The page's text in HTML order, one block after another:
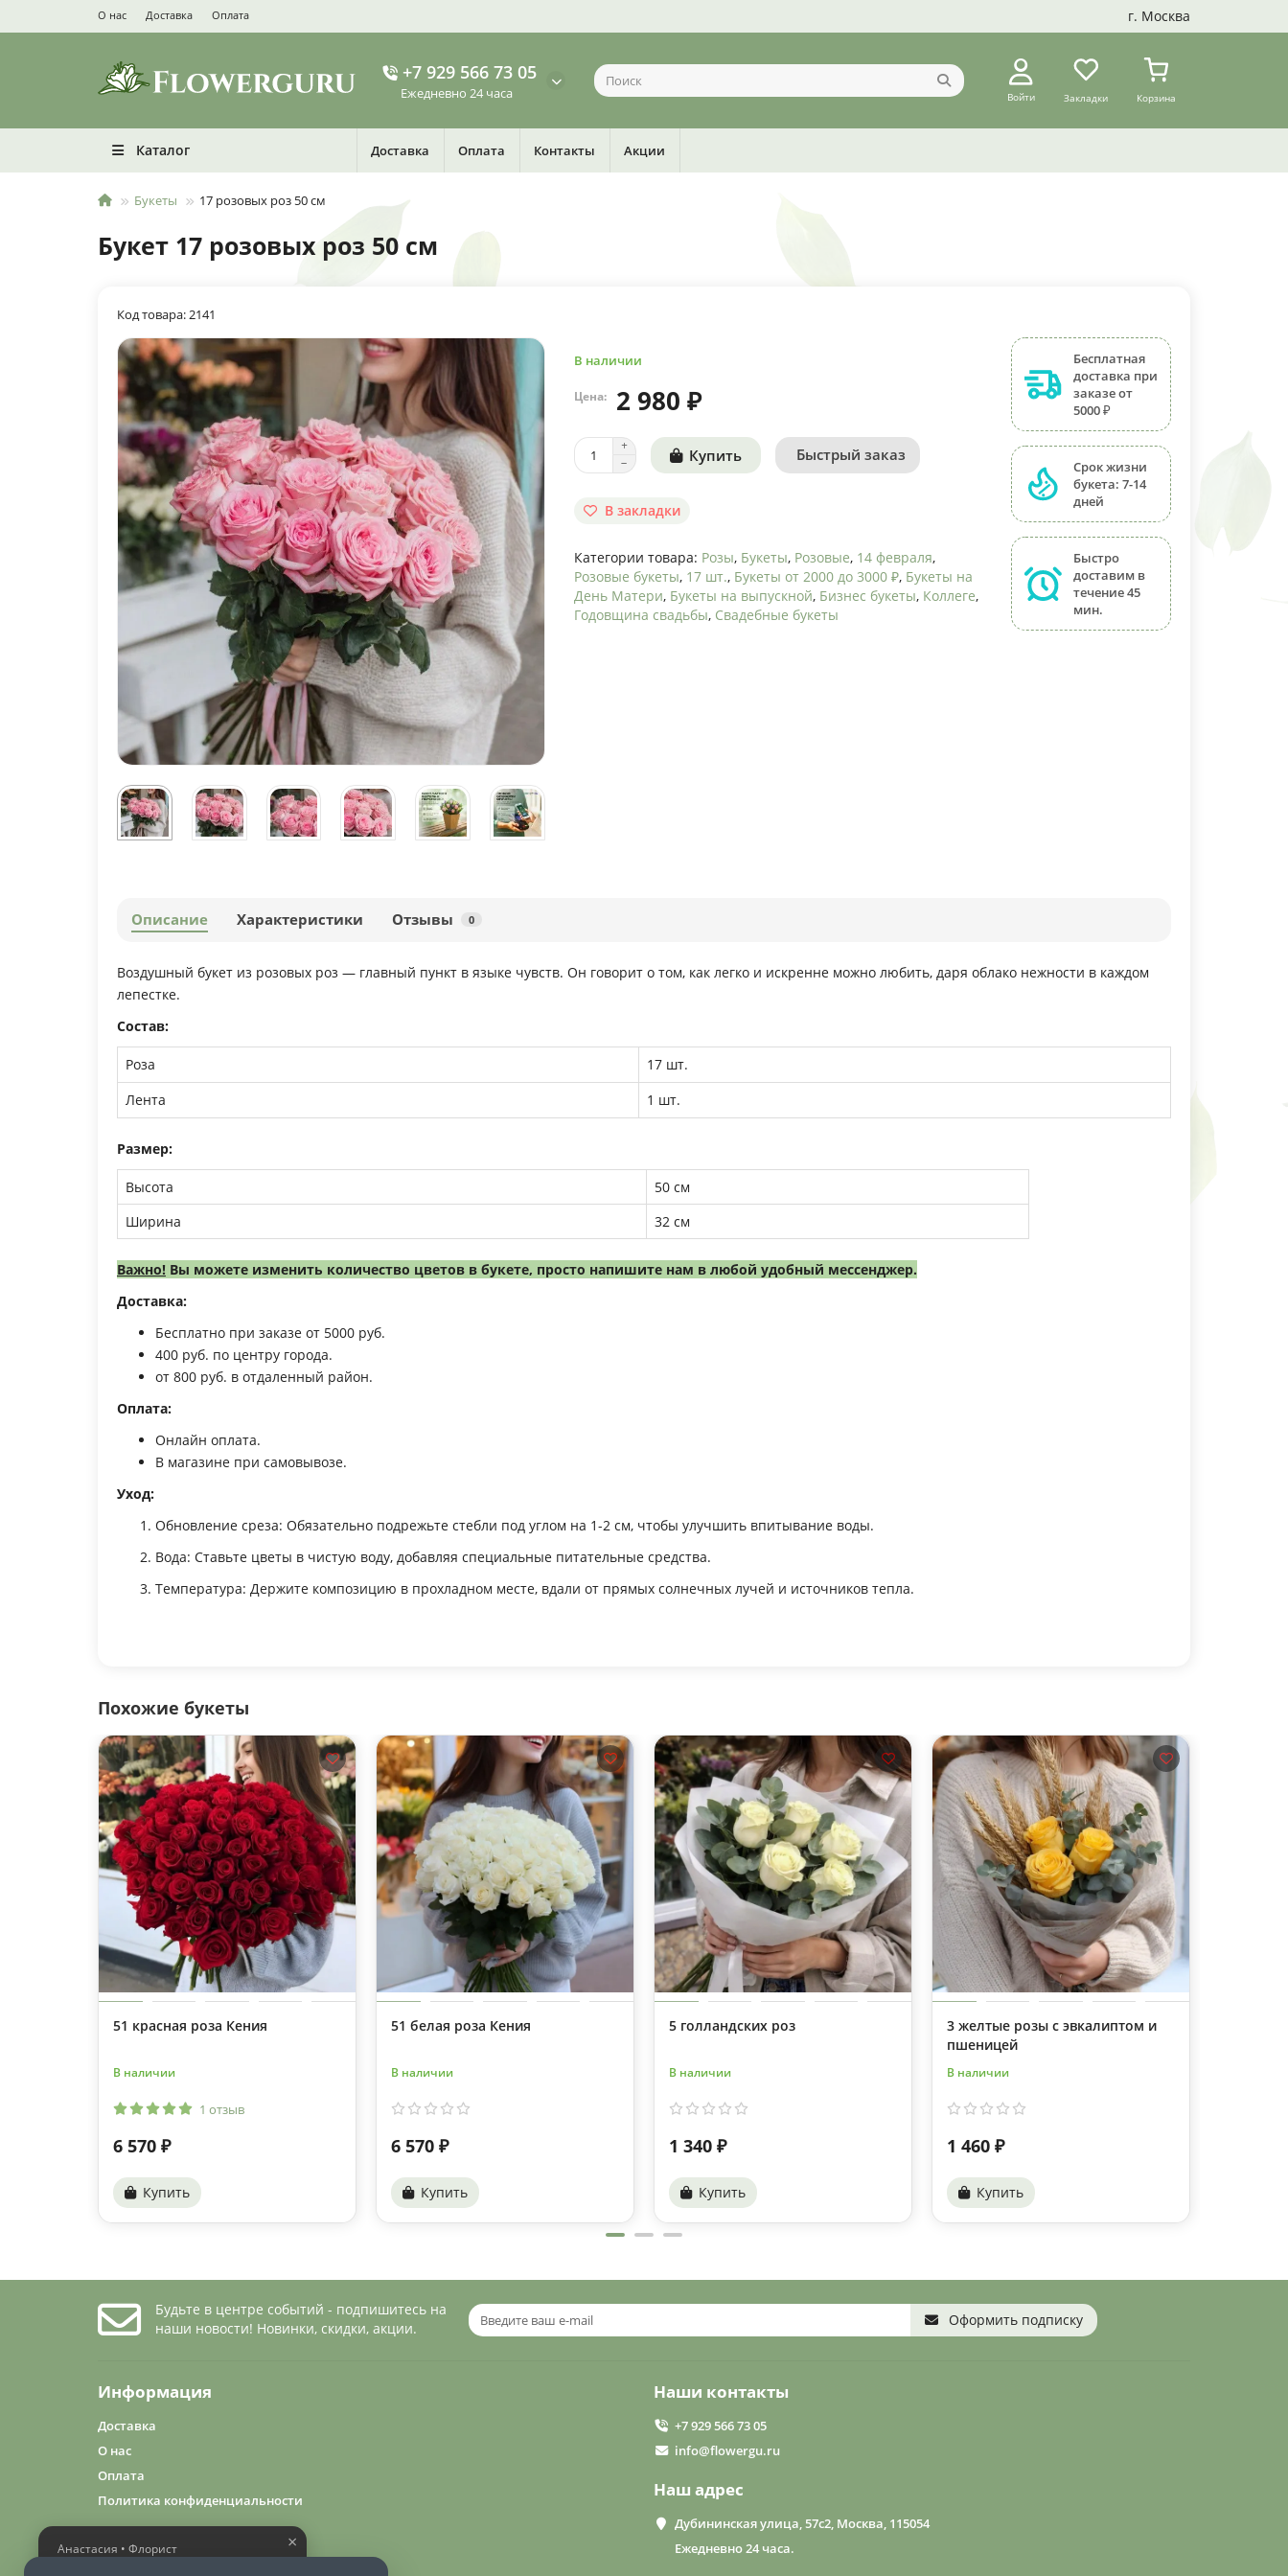
О нас Доставка Оплата г. Москва
+7 929 566 73 05
Ежедневно 24 часа Войти Закладки Корзина
Каталог Доставка Оплата Контакты Акции
Букеты 17 розовых роз 50 см
Букет 17 розовых роз 50 см
Код товара: 2141
В наличии
Цена: 2 980 ₽
Купить Быстрый заказ
В закладки
Категории товара: Розы, Букеты, Розовые, 14 февраля,
Розовые букеты, 17 шт., Букеты от 2000 до 3000 ₽, Букеты на
День Матери, Букеты на выпускной, Бизнес букеты, Коллеге,
Годовщина свадьбы, Свадебные букеты
Бесплатная
доставка при
заказе от
5000 ₽
Срок жизни
букета: 7-14
дней
Быстро
доставим в
течение 45
мин.
Описание Характеристики Отзывы 0
Воздушный букет из розовых роз — главный пункт в языке чувств. Он говорит о том, как легко и искренне можно любить, даря облако нежности в каждом
лепестке.
Состав:
Роза
17 шт.
Лента
1 шт.
Размер:
Высота
50 см
Ширина
32 см
Важно! Вы можете изменить количество цветов в букете, просто напишите нам в любой удобный мессенджер.
Доставка:
Бесплатно при заказе от 5000 руб.
400 руб. по центру города.
от 800 руб. в отдаленный район.
Оплата:
Онлайн оплата.
В магазине при самовывозе.
Уход:
Обновление среза: Обязательно подрежьте стебли под углом на 1-2 см, чтобы улучшить впитывание воды.
Вода: Ставьте цветы в чистую воду, добавляя специальные питательные средства.
Температура: Держите композицию в прохладном месте, вдали от прямых солнечных лучей и источников тепла.
Похожие букеты
51 красная роза Кения
В наличии
1 отзыв
6 570 ₽
Купить
51 белая роза Кения
В наличии
6 570 ₽
Купить
5 голландских роз
В наличии
1 340 ₽
Купить
3 желтые розы с эвкалиптом и
пшеницей
В наличии
1 460 ₽
Купить
Будьте в центре событий - подпишитесь на
наши новости! Новинки, скидки, акции.
Оформить подписку
Информация
Доставка
О нас
Оплата
Политика конфиденциальности
Наши контакты
+7 929 566 73 05
info@flowergu.ru
Наш адрес
Дубининская улица, 57с2, Москва, 115054
Ежедневно 24 часа.
×
Анастасия • Флорист